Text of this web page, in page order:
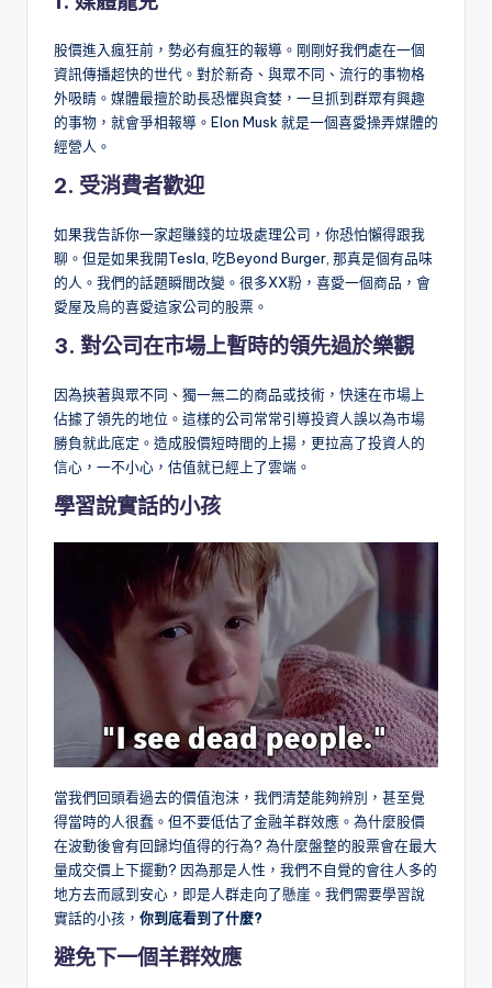
股價進入瘋狂前，勢必有瘋狂的報導。剛剛好我們處在一個
資訊傳播超快的世代。對於新奇、與眾不同、流行的事物格
外吸睛。媒體最擅於助長恐懼與貪婪，一旦抓到群眾有興趣
的事物，就會爭相報導。Elon Musk 就是一個喜愛操弄媒體的
經營人。
2. 受消費者歡迎
如果我告訴你一家超賺錢的垃圾處理公司，你恐怕懶得跟我
聊。但是如果我開Tesla, 吃Beyond Burger, 那真是個有品味
的人。我們的話題瞬間改變。很多XX粉，喜愛一個商品，會
愛屋及烏的喜愛這家公司的股票。
3. 對公司在市場上暫時的領先過於樂觀
因為挾著與眾不同、獨一無二的商品或技術，快速在市場上
佔據了領先的地位。這樣的公司常常引導投資人誤以為市場
勝負就此底定。造成股價短時間的上揚，更拉高了投資人的
信心，一不小心，估值就已經上了雲端。
學習說實話的小孩
當我們回頭看過去的價值泡沫，我們清楚能夠辨別，甚至覺
得當時的人很蠢。但不要低估了金融羊群效應。為什麼股價
在波動後會有回歸均值得的行為? 為什麼盤整的股票會在最大
量成交價上下擺動? 因為那是人性，我們不自覺的會往人多的
地方去而感到安心，即是人群走向了懸崖。我們需要學習說
實話的小孩， 你到底看到了什麼?
避免下一個羊群效應